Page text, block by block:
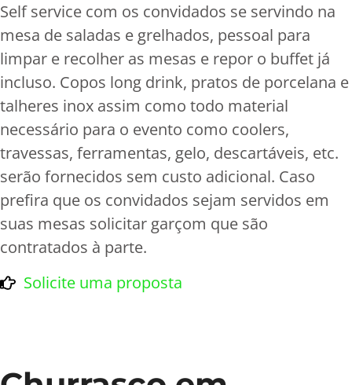
Self service com os convidados se servindo na
mesa de saladas e grelhados, pessoal para
limpar e recolher as mesas e repor o buffet já
incluso. Copos long drink, pratos de porcelana e
talheres inox assim como todo material
necessário para o evento como coolers,
travessas, ferramentas, gelo, descartáveis, etc.
serão fornecidos sem custo adicional. Caso
prefira que os convidados sejam servidos em
suas mesas solicitar garçom que são
contratados à parte.
Solicite uma proposta